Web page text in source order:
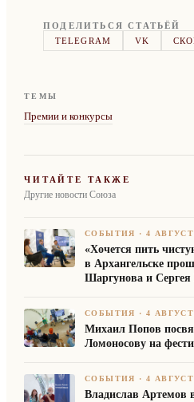
ПОДЕЛИТЬСЯ СТАТЬЁЙ
TELEGRAM
VK
ТЕМЫ
Премии и конкурсы
ЧИТАЙТЕ ТАКЖЕ
Другие новости Союза
СОБЫТИЯ ·4
«Хочется пить
в Архангельске
Шаргунова и Сергея
СОБЫТИЯ ·4
Михаил Попов
Ломоносову на
СОБЫТИЯ ·4
Владислав Артемов